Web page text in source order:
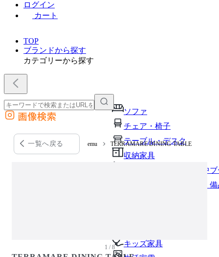
ログイン
カート
TOP
ブランドから探す
カテゴリーから探す
ソファ
チェア・椅子
テーブル・デスク
収納家具
パーソナルブース・集中
オフィスアクセサリー・
キッズ家具
外部サイトの商品をカートに追加
他のサイトで見つけた商品ページのURLを貼り付けて、カートに追加できます
画像検索
一覧へ戻る emu TERRAMARE DINING TABLE
1 / 8